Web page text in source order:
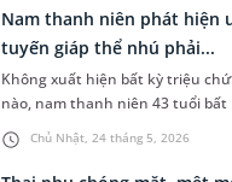
chi trong những trường hợp có
Bài viết dưới đây sẽ giúp bạn
đái tháo đường là gì, cách nhận
nên làm gì để kiểm soát tình
Chủ Nhật, 24 tháng 5, 2026
Nam thanh niên phát hiện
tuyến giáp thể nhú phải...
Không xuất hiện bất kỳ triệu
nào, nam thanh niên 43 tuổi
mắc ung thư tuyến giáp thể nhú
kiểm tra sức khỏe định kỳ tại
khoa MEDLATEC. Sau đó, bệnh